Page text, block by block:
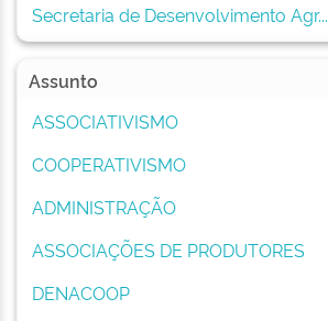
Secretaria de Desenvolvimento Agr...
Assunto
ASSOCIATIVISMO
COOPERATIVISMO
ADMINISTRAÇÃO
ASSOCIAÇÕES DE PRODUTORES
DENACOOP